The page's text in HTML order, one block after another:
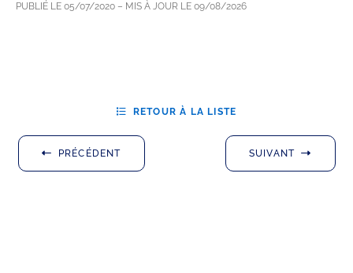
PUBLIÉ LE 05/07/2020 – MIS À JOUR LE 09/08/2026
PRÉCÉDENT
RETOUR À LA LISTE
SUIVANT